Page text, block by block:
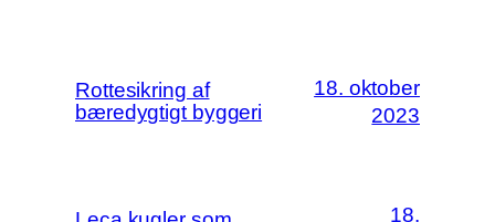
Rottesikring af
bæredygtigt byggeri
18. oktober
2023
18.